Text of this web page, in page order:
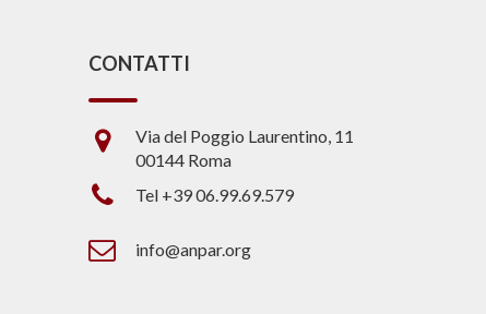
CONTATTI
Via del Poggio Laurentino, 11
00144 Roma
Tel +39 06.99.69.579
info@anpar.org